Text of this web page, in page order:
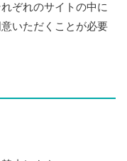
ぞれのサイトの中に
いただくことが必要